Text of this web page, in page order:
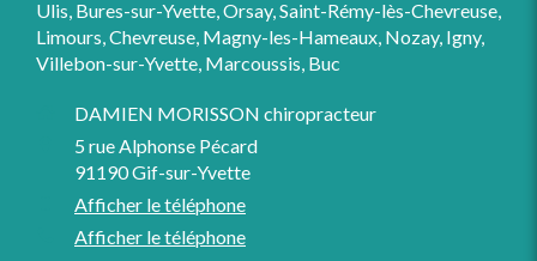
Ulis, Bures-sur-Yvette, Orsay, Saint-Rémy-lès-Chevreuse,
Limours, Chevreuse, Magny-les-Hameaux, Nozay, Igny,
Villebon-sur-Yvette, Marcoussis, Buc
DAMIEN MORISSON chiropracteur
5 rue Alphonse Pécard
91190Gif-sur-Yvette
Afficher le téléphone
Afficher le téléphone